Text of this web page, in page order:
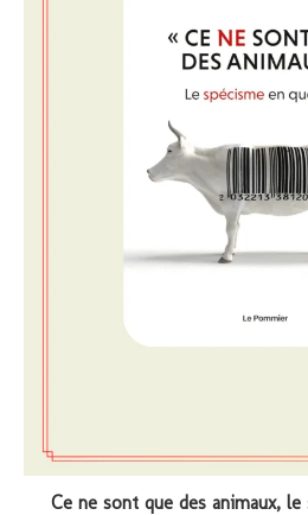
Ce ne sont que des animaux,